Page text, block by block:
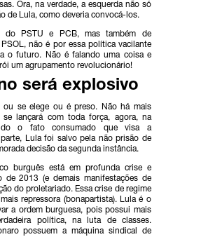
Ora, na verdade, a esquerda não só
de Lula, como deveria convocá-los.
do PSTU e PCB, mas também de
não é por essa política vacilante
o futuro. Não é falando uma coisa e
um agrupamento revolucionário!
será explosivo
ou se elege ou é preso. Não há mais
se lançará com toda força, agora, na
o fato consumado que visa a
Lula foi salvo pela não prisão de
decisão da segunda instância.
burguês está em profunda crise e
de 2013 (e demais manifestações de
do proletariado. Essa crise de regime
repressora (bonapartista). Lula é o
a ordem burguesa, pois possui mais
política, na luta de classes.
possuem a máquina sindical de